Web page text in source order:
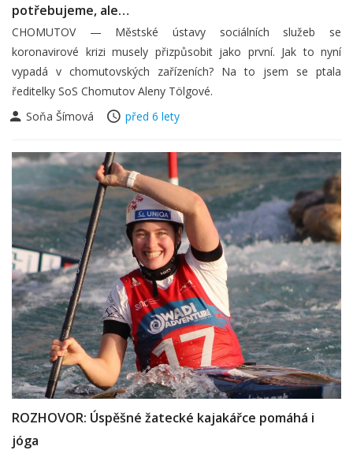
potřebujeme, ale…
CHOMUTOV — Městské ústavy sociálních služeb se
koronavirové krizi musely přizpůsobit jako první. Jak to nyní
vypadá v chomutovských zařízeních? Na to jsem se ptala
ředitelky SoS Chomutov Aleny Tölgové.
Soňa Šímová
před 6 lety
ROZHOVOR: Úspěšné žatecké kajakářce pomáhá i
jóga